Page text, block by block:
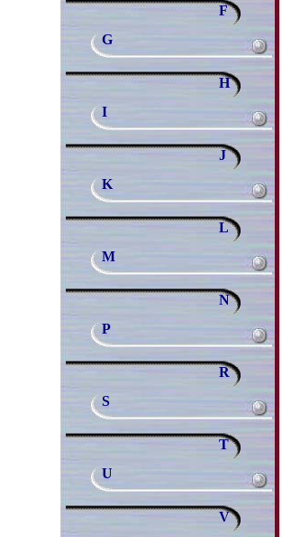
F
G
H
I
J
K
L
M
N
P
R
S
T
U
V